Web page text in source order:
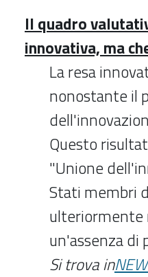
Il quadro
innovativa, ma
La resa
nonostante il
Questo
"Unione
Stati membri
ulteriormente
un'assenza di
Si trova in